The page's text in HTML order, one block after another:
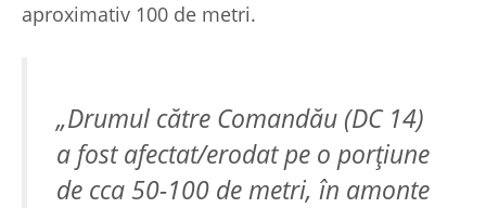
aproximativ 100 de metri.
„Drumul către Comandău (DC 14)
a fost afectat/erodat pe o porţiune
de cca 50-100 de metri, în amonte